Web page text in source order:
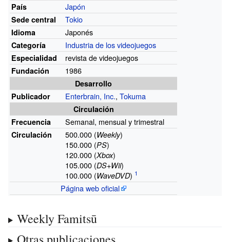
País Japón
Sede central Tokio
Idioma Japonés
Categoría Industria de los videojuegos
Especialidad revista de videojuegos
Fundación 1986
Desarrollo
Publicador
Enterbrain, Inc.,Tokuma
Circulación
Frecuencia
Semanal, mensual y trimestral
Circulación 500.000 (Weekly)
150.000 (PS)
120.000 (Xbox)
105.000 (DS+Wii)
100.000 (WaveDVD)
Página web oficial
Weekly Famitsū